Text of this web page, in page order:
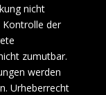
nicht
Kontrolle der
zumutbar.
werden
Urheberrecht